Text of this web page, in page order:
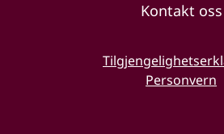
Kontakt oss
Personvern